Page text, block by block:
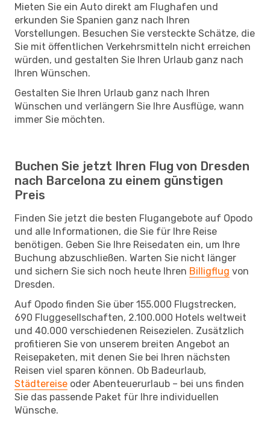
Mieten Sie ein Auto direkt am Flughafen und
erkunden Sie Spanien ganz nach Ihren
Vorstellungen. Besuchen Sie versteckte Schätze, die
Sie mit öffentlichen Verkehrsmitteln nicht erreichen
würden, und gestalten Sie Ihren Urlaub ganz nach
Ihren Wünschen.
Gestalten Sie Ihren Urlaub ganz nach Ihren
Wünschen und verlängern Sie Ihre Ausflüge, wann
immer Sie möchten.
Buchen Sie jetzt Ihren Flug von Dresden
nach Barcelona zu einem günstigen
Preis
Finden Sie jetzt die besten Flugangebote auf Opodo
und alle Informationen, die Sie für Ihre Reise
benötigen. Geben Sie Ihre Reisedaten ein, um Ihre
Buchung abzuschließen. Warten Sie nicht länger
und sichern Sie sich noch heute Ihren Billigflug von
Dresden.
Auf Opodo finden Sie über 155.000 Flugstrecken,
690 Fluggesellschaften, 2.100.000 Hotels weltweit
und 40.000 verschiedenen Reisezielen. Zusätzlich
profitieren Sie von unserem breiten Angebot an
Reisepaketen, mit denen Sie bei Ihren nächsten
Reisen viel sparen können. Ob Badeurlaub,
Städtereise oder Abenteuerurlaub – bei uns finden
Sie das passende Paket für Ihre individuellen
Wünsche.